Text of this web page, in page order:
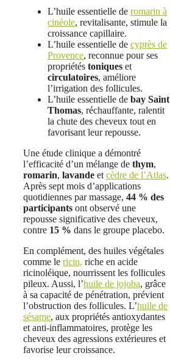
L’huile essentielle de romarin à
cinéole, revitalisante, stimule la
croissance capillaire.
L’huile essentielle de cyprès de
Provence, reconnue pour ses
propriétés toniques et
circulatoires, améliore
l’irrigation des follicules.
L’huile essentielle de bay Saint
Thomas, réchauffante, ralentit
la chute des cheveux tout en
favorisant leur repousse.
Une étude clinique a démontré
l’efficacité d’un mélange de thym,
romarin, lavande et cèdre de l’Atlas.
Après sept mois d’applications
quotidiennes par massage, 44 % des
participants ont observé une
repousse significative des cheveux,
contre 15 % dans le groupe placebo.
En complément, des huiles végétales
comme le ricin, riche en acide
ricinoléique, nourrissent les follicules
pileux. Aussi, l’huile de jojoba, grâce
à sa capacité de pénétration, prévient
l’obstruction des follicules. L’huile de
sésame, aux propriétés antioxydantes
et anti-inflammatoires, protège les
cheveux des agressions extérieures et
favorise leur croissance.